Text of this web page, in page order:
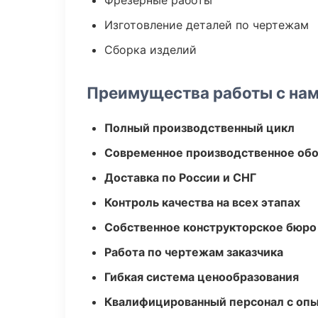
Изготовление деталей по чертежам
Сборка изделий
Преимущества работы с
Полный производственный цикл
Современное производственное
Доставка по России и СНГ
Контроль качества на всех этапах
Собственное конструкторское бюро
Работа по чертежам заказчика
Гибкая система ценообразования
Квалифицированный персонал с